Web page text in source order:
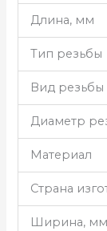
Длина, мм
Тип резьбы
Вид резьбы
Диаметр
Материал
Страна
Ширина, мм